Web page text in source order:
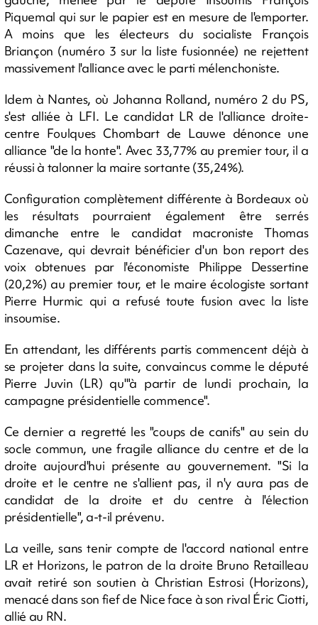
Piquemal qui sur le papier est en mesure de l'emporter.
A moins que les électeurs du socialiste François
Briançon (numéro 3 sur la liste fusionnée) ne rejettent
massivement l'alliance avec le parti mélenchoniste.
Idem à Nantes, où Johanna Rolland, numéro 2 du PS,
s'est alliée à LFI. Le candidat LR de l'alliance droite-
centre Foulques Chombart de Lauwe dénonce une
alliance "de la honte". Avec 33,77% au premier tour, il a
réussi à talonner la maire sortante (35,24%).
Configuration complètement différente à Bordeaux où
les résultats pourraient également être serrés
dimanche entre le candidat macroniste Thomas
Cazenave, qui devrait bénéficier d'un bon report des
voix obtenues par l'économiste Philippe Dessertine
(20,2%) au premier tour, et le maire écologiste sortant
Pierre Hurmic qui a refusé toute fusion avec la liste
insoumise.
En attendant, les différents partis commencent déjà à
se projeter dans la suite, convaincus comme le député
Pierre Juvin (LR) qu'"à partir de lundi prochain, la
campagne présidentielle commence".
Ce dernier a regretté les "coups de canifs" au sein du
socle commun, une fragile alliance du centre et de la
droite aujourd'hui présente au gouvernement. "Si la
droite et le centre ne s'allient pas, il n'y aura pas de
candidat de la droite et du centre à l'élection
présidentielle", a-t-il prévenu.
La veille, sans tenir compte de l'accord national entre
LR et Horizons, le patron de la droite Bruno Retailleau
avait retiré son soutien à Christian Estrosi (Horizons),
menacé dans son fief de Nice face à son rival Éric Ciotti,
allié au RN.